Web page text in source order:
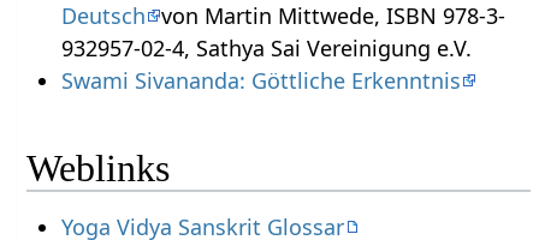
Deutsch von Martin Mittwede, ISBN 978-3-
932957-02-4, Sathya Sai Vereinigung e.V.
Swami Sivananda: Göttliche Erkenntnis
Weblinks
Yoga Vidya Sanskrit Glossar